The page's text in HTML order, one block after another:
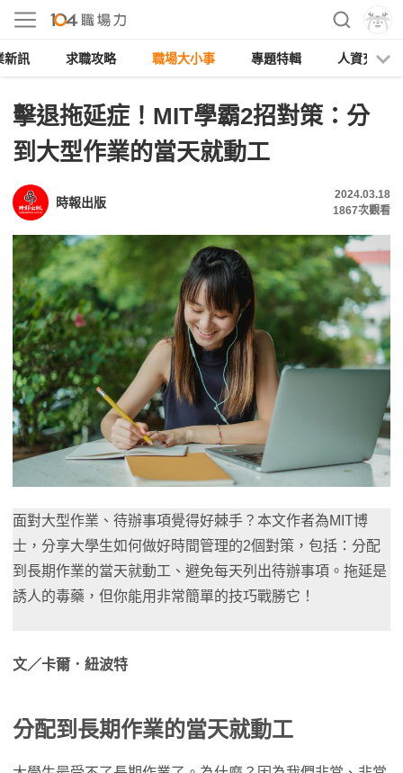
新訊 求職攻略 職場大小事 專題特輯 人資充電
擊退拖延症！MIT學霸2招對策：分
到大型作業的當天就動工
時報出版
2024.03.18
1867次觀看
面對大型作業、待辦事項覺得好棘手？本文作者為MIT博
士，分享大學生如何做好時間管理的2個對策，包括：分配
到長期作業的當天就動工、避免每天列出待辦事項。拖延是
誘人的毒藥，但你能用非常簡單的技巧戰勝它！
文／卡爾．紐波特
分配到長期作業的當天就動工